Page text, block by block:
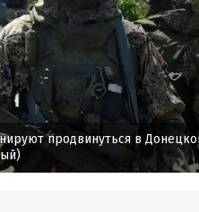
продвинуться в